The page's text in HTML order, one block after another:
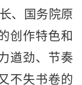
、国务院原
创作特色和
遒劲、节奏
不失书卷的